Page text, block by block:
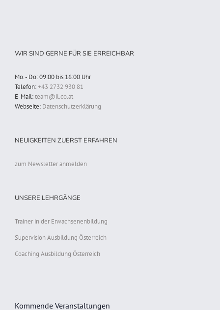
WIR SIND GERNE FÜR SIE ERREICHBAR
Mo. - Do: 09:00 bis 16:00 Uhr
Telefon:+43 2732 930 81
E-Mail:team@il.co.at
Webseite: Datenschutzerklärung
NEUIGKEITEN ZUERST ERFAHREN
zum Newsletter anmelden
UNSERE LEHRGÄNGE
Trainer in der Erwachsenenbildung
Supervision Ausbildung Österreich
Coaching Ausbildung Österreich
Kommende Veranstaltungen